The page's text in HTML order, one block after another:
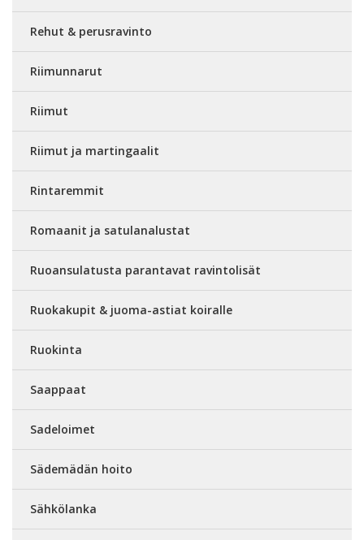
Rehut & perusravinto
Riimunnarut
Riimut
Riimut ja martingaalit
Rintaremmit
Romaanit ja satulanalustat
Ruoansulatusta parantavat ravintolisät
Ruokakupit & juoma-astiat koiralle
Ruokinta
Saappaat
Sadeloimet
Sädemädän hoito
Sähkölanka